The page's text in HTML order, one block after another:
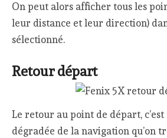
On peut alors afficher tous les
leur distance et leur direction)
sélectionné.
Retour départ
Le retour au point de départ, c’est
dégradée de la navigation qu’on